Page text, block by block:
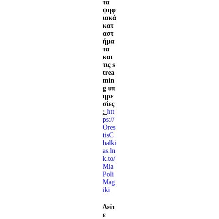
τα
ψηφ
ιακά
κατ
αστ
ήμα
τα
και
τις s
trea
min
g υπ
ηρε
σίες
: htt
ps://
Ores
tisC
halki
as.ln
k.to/
Mia
Poli
Mag
iki
Δείτ
ε